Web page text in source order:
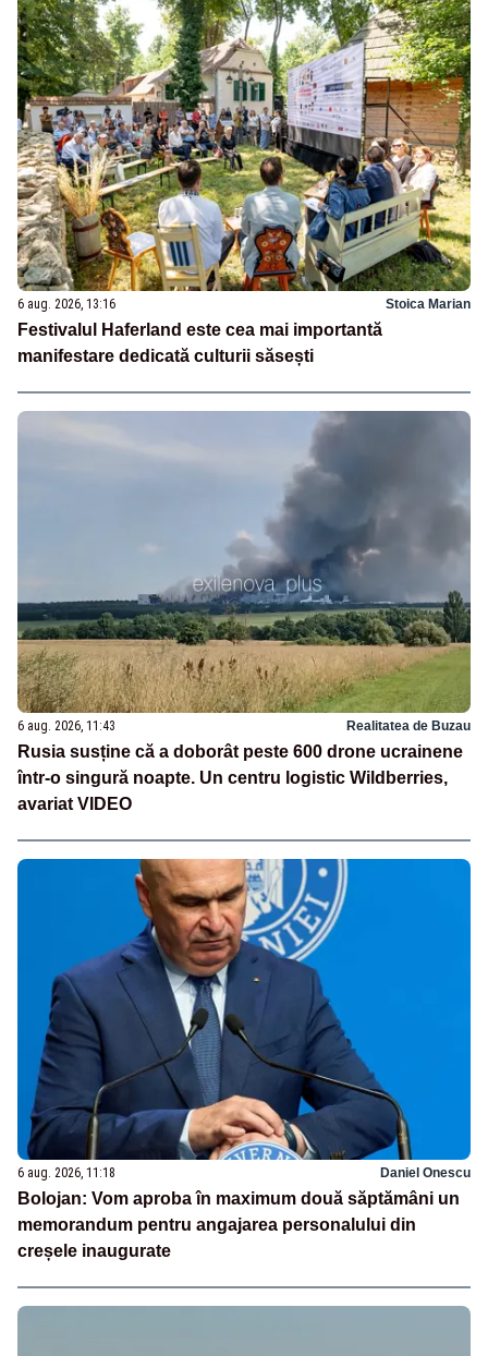
6 aug. 2026, 13:16 Stoica Marian
Festivalul Haferland este cea mai importantă
manifestare dedicată culturii săsești
6 aug. 2026, 11:43 Realitatea de Buzau
Rusia susține că a doborât peste 600 drone ucrainene
într-o singură noapte. Un centru logistic Wildberries,
avariat VIDEO
6 aug. 2026, 11:18 Daniel Onescu
Bolojan: Vom aproba în maximum două săptămâni un
memorandum pentru angajarea personalului din
creșele inaugurate